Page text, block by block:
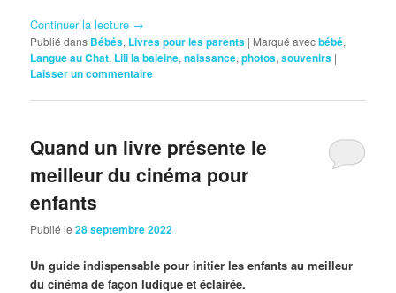
Continuer la lecture →
Publié dans Bébés, Livres pour les parents | Marqué avecbébé,
Langue au Chat, Lili la baleine,naissance,photos,souvenirs |
Laisser un commentaire
Quand un livre présente le
meilleur du cinéma pour
enfants
Publié le28 septembre 2022
Un guide indispensable pour initier les enfants au meilleur
du cinéma de façon ludique et éclairée.